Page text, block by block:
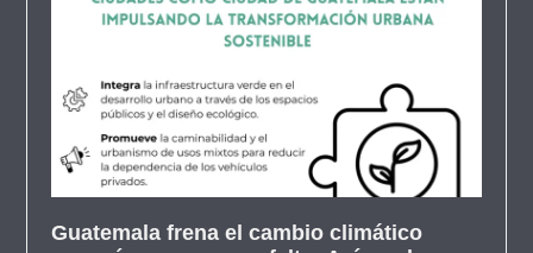
Guatemala frena el cambio climático